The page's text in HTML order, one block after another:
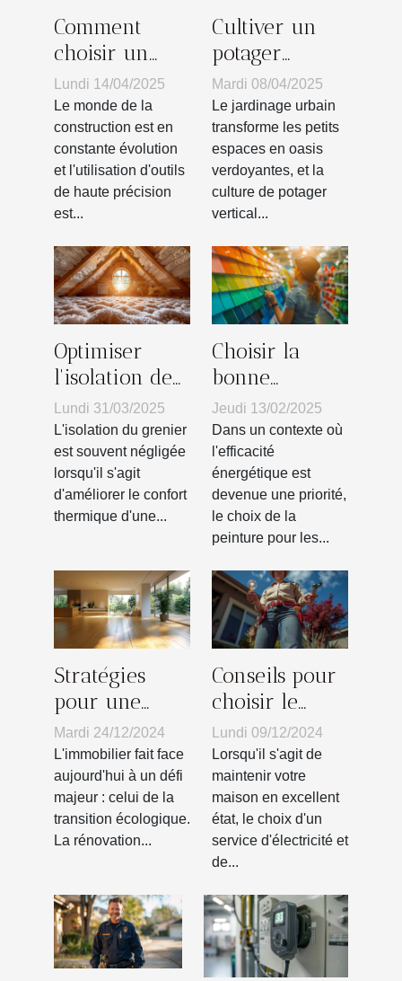
Comment
choisir un
niveau laser
pour des
projets de
construction
Lundi 14/04/2025
Le monde de la
construction est en
constante évolution
et l'utilisation d'outils
de haute précision
est...
Cultiver un
potager
vertical dans
un petit
espace
optimisation
et techniques
Mardi 08/04/2025
Le jardinage urbain
transforme les petits
espaces en oasis
verdoyantes, et la
culture de potager
vertical...
Optimiser
l'isolation de
votre grenier
pour un
confort toute
l'année
Lundi 31/03/2025
L'isolation du grenier
est souvent négligée
lorsqu'il s'agit
d'améliorer le confort
thermique d'une...
Choisir la
bonne
peinture pour
réduire les
coûts
énergétiques
en bâtiment
Jeudi 13/02/2025
Dans un contexte où
l'efficacité
énergétique est
devenue une priorité,
le choix de la
peinture pour les...
Stratégies
pour une
rénovation
éco-
responsable
en immobilier
Mardi 24/12/2024
L'immobilier fait face
aujourd'hui à un défi
majeur : celui de la
transition écologique.
La rénovation...
Conseils pour
choisir le
meilleur
service
d'électricité et
de plomberie
Lundi 09/12/2024
Lorsqu'il s'agit de
maintenir votre
maison en excellent
état, le choix d'un
service d'électricité et
de...